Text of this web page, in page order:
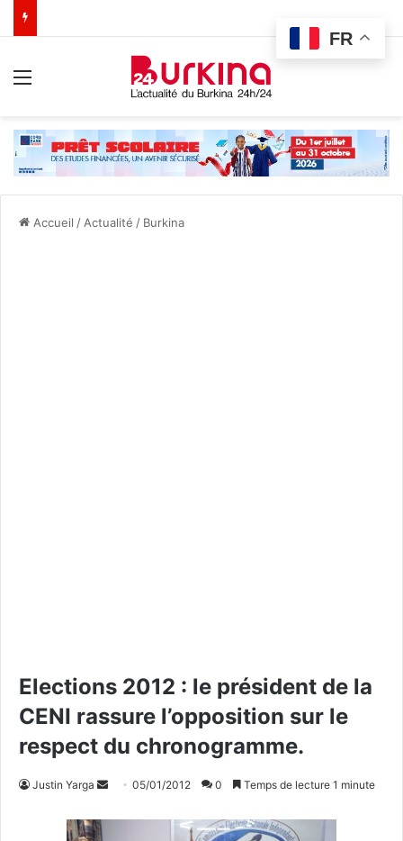
Accueil / Actualité / Burkina
Elections 2012 : le président de la
CENI rassure l’opposition sur le
respect du chronogramme.
Justin Yarga 05/01/2012 0 Temps de lecture 1 minute
FR